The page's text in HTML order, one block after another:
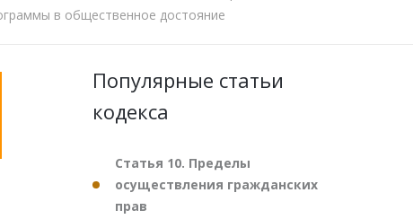
в общественное достояние
Популярные статьи
кодекса
Статья 10. Пределы
осуществления гражданских
прав